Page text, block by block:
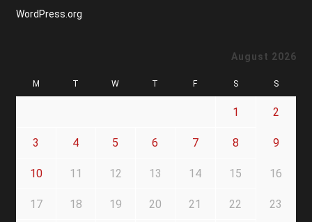
WordPress.org
August 2026
M T W T F S S
1 2
3 4 5 6 7 8 9
10 11 12 13 14 15 16
17 18 19 20 21 22 23